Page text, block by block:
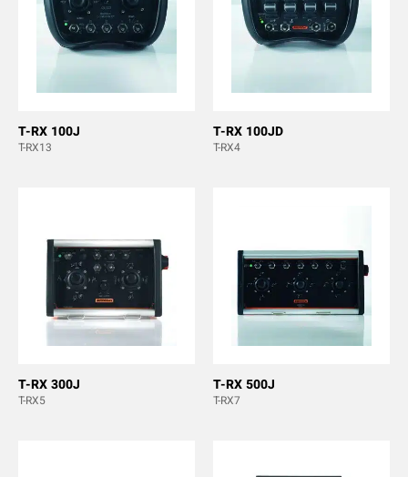
T-RX 100J
T-RX13
T-RX 100JD
T-RX4
T-RX 300J
T-RX5
T-RX 500J
T-RX7